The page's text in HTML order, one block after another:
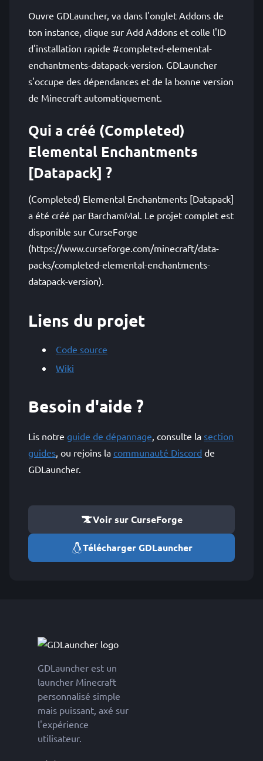
Ouvre GDLauncher, va dans l'onglet Addons de
ton instance, clique sur Add Addons et colle l'ID
d'installation rapide #completed-elemental-
enchantments-datapack-version. GDLauncher
s'occupe des dépendances et de la bonne version
de Minecraft automatiquement.
Qui a créé (Completed)
Elemental Enchantments
[Datapack] ?
(Completed) Elemental Enchantments [Datapack]
a été créé par BarchamMal. Le projet complet est
disponible sur CurseForge
(https://www.curseforge.com/minecraft/data-
packs/completed-elemental-enchantments-
datapack-version).
Liens du projet
Code source
Wiki
Besoin d'aide ?
Lis notre guide de dépannage, consulte la section
guides, ou rejoins la communauté Discord de
GDLauncher.
Voir sur CurseForge
Télécharger GDLauncher
GDLauncher est un
launcher Minecraft
personnalisé simple
mais puissant, axé sur
l'expérience
utilisateur.